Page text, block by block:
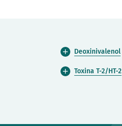
Deoxinivalenol
Toxina T-2/HT-2